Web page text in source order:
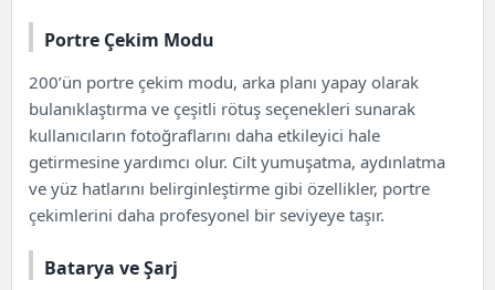
Portre Çekim Modu
200’ün portre çekim modu, arka planı yapay olarak
bulanıklaştırma ve çeşitli rötuş seçenekleri sunarak
kullanıcıların fotoğraflarını daha etkileyici hale
getirmesine yardımcı olur. Cilt yumuşatma, aydınlatma
ve yüz hatlarını belirginleştirme gibi özellikler, portre
çekimlerini daha profesyonel bir seviyeye taşır.
Batarya ve Şarj